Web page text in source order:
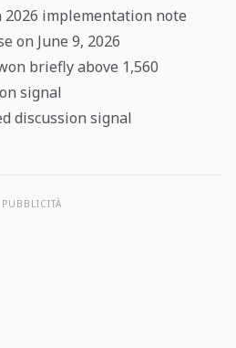
2026 implementation note
on June 9, 2026
briefly above 1,560
signal
discussion signal
PUBBLICITÀ